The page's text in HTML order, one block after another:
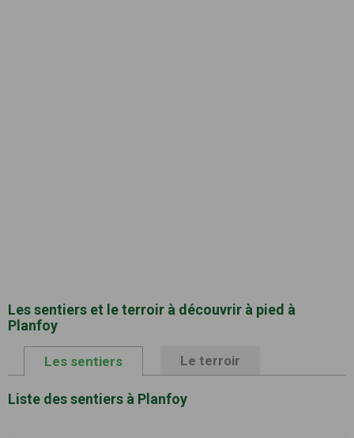
Les sentiers et le terroir à découvrir à pied à
Planfoy
Les sentiers Le terroir
Liste des sentiers à Planfoy